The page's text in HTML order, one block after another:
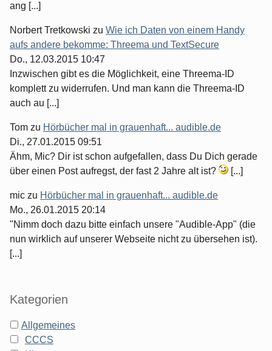
ang [...]
Norbert Tretkowski zu Wie ich Daten von einem Handy
aufs andere bekomme: Threema und TextSecure
Do., 12.03.2015 10:47
Inzwischen gibt es die Möglichkeit, eine Threema-ID
komplett zu widerrufen. Und man kann die Threema-ID
auch au [...]
Tom zu Hörbücher mal in grauenhaft... audible.de
Di., 27.01.2015 09:51
Ähm, Mic? Dir ist schon aufgefallen, dass Du Dich gerade
über einen Post aufregst, der fast 2 Jahre alt ist?
[...]
mic zu Hörbücher mal in grauenhaft... audible.de
Mo., 26.01.2015 20:14
"Nimm doch dazu bitte einfach unsere "Audible-App" (die
nun wirklich auf unserer Webseite nicht zu übersehen ist).
[...]
Kategorien
Allgemeines
CCCS